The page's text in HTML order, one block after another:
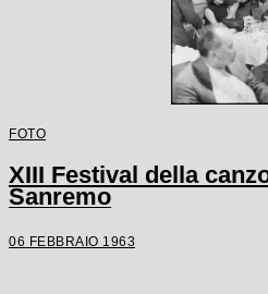
FOTO
XIII Festival della
Sanremo
06 FEBBRAIO 1963